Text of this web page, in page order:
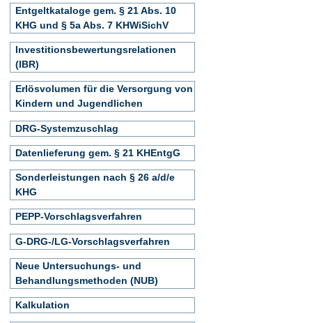
Entgeltkataloge gem. § 21 Abs. 10
KHG und § 5a Abs. 7 KHWiSichV
Investitionsbewertungsrelationen
(IBR)
Erlösvolumen für die Versorgung von
Kindern und Jugendlichen
DRG-Systemzuschlag
Datenlieferung gem. § 21 KHEntgG
Sonderleistungen nach § 26 a/d/e
KHG
PEPP-Vorschlagsverfahren
G-DRG-/LG-Vorschlagsverfahren
Neue Untersuchungs- und
Behandlungsmethoden (NUB)
Kalkulation